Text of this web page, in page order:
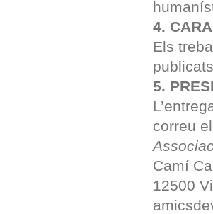
4.
Els
5.
correu
Camí
12500